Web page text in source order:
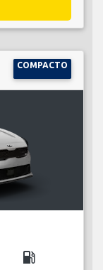
COMPACTO
local_gas_station